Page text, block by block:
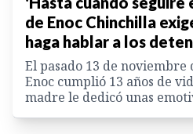
de Enoc Chinchilla
haga hablar a los
El pasado 13 de noviembre
Enoc cumplió 13 años de
madre le dedicó unas